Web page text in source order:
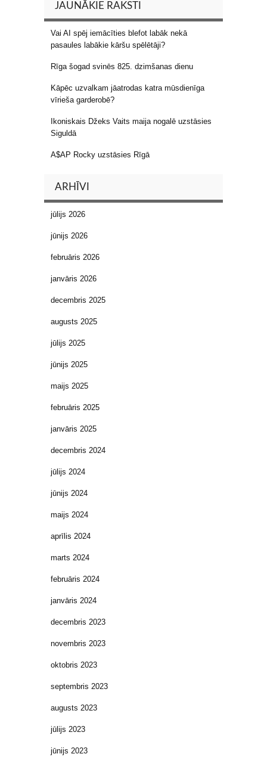
JAUNĀKIE RAKSTI
Vai AI spēj iemācīties blefot labāk nekā
pasaules labākie kāršu spēlētāji?
Rīga šogad svinēs 825. dzimšanas dienu
Kāpēc uzvalkam jāatrodas katra mūsdienīga
vīrieša garderobē?
Ikoniskais Džeks Vaits maija nogalē uzstāsies
Siguldā
A$AP Rocky uzstāsies Rīgā
ARHĪVI
jūlijs 2026
jūnijs 2026
februāris 2026
janvāris 2026
decembris 2025
augusts 2025
jūlijs 2025
jūnijs 2025
maijs 2025
februāris 2025
janvāris 2025
decembris 2024
jūlijs 2024
jūnijs 2024
maijs 2024
aprīlis 2024
marts 2024
februāris 2024
janvāris 2024
decembris 2023
novembris 2023
oktobris 2023
septembris 2023
augusts 2023
jūlijs 2023
jūnijs 2023